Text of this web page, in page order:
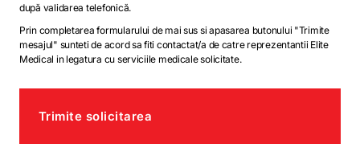
după validarea telefonică.
Prin completarea formularului de mai sus si apasarea butonului "Trimite
mesajul" sunteti de acord sa fiti contactat/a de catre reprezentantii Elite
Medical in legatura cu serviciile medicale solicitate.
Trimite solicitarea